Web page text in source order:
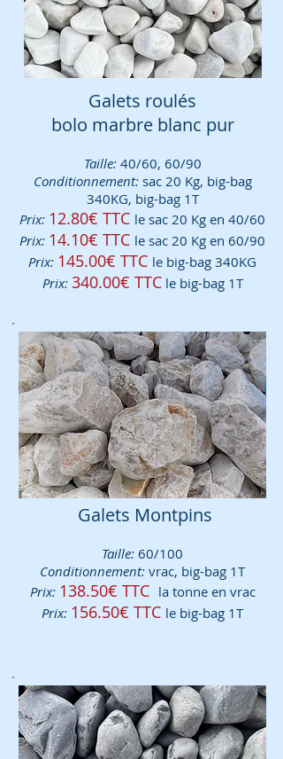
Galets roulés
bolo marbre blanc pur
Taille:40/60, 60/90
Conditionnement:sac 20 Kg, big-bag
340KG, big-bag 1T
Prix: 12.80€ TTC le sac 20 Kg en 40/60
Prix: 14.10€ TTC le sac 20 Kg en 60/90
Prix: 145.00€ TTC le big-bag 340KG
Prix: 340.00€ TTCle big-bag 1T
Galets Montpins
Taille: 60/100
Conditionnement: vrac, big-bag 1T
Prix: 138.50€ TTC la tonne en vrac
Prix: 156.50€ TTC le big-bag 1T